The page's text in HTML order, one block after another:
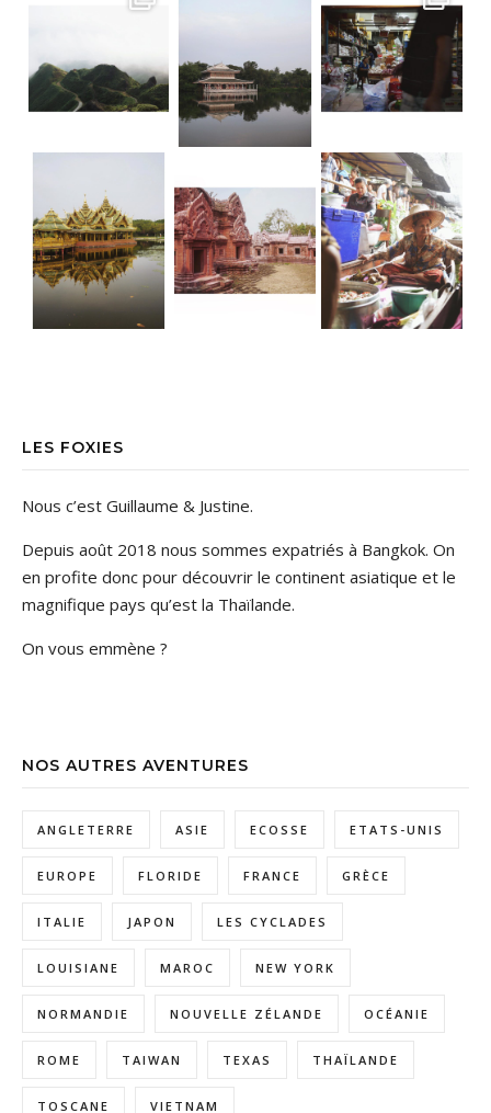
LES FOXIES
Nous c’est Guillaume & Justine.
Depuis août 2018 nous sommes expatriés à Bangkok. On
en profite donc pour découvrir le continent asiatique et le
magnifique pays qu’est la Thaïlande.
On vous emmène ?
NOS AUTRES AVENTURES
ANGLETERRE ASIE ECOSSE ETATS-UNIS
EUROPE FLORIDE FRANCE GRÈCE
ITALIE JAPON LES CYCLADES
LOUISIANE MAROC NEW YORK
NORMANDIE NOUVELLE ZÉLANDE OCÉANIE
ROME TAIWAN TEXAS THAÏLANDE
TOSCANE VIETNAM